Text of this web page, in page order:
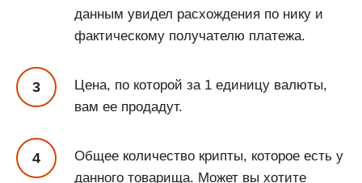
данным увидел расхождения по нику и
фактическому получателю платежа.
Цена, по которой за 1 единицу валюты,
вам ее продадут.
Общее количество крипты, которое есть у
данного товарища. Может вы хотите